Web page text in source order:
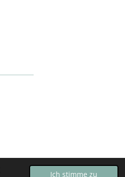
Ich stimme zu